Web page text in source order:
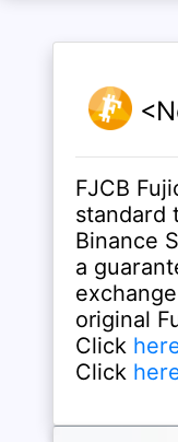
FJCB
standard
Binance
a
original
Click
Click